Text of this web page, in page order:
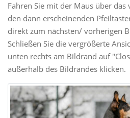
Fahren Sie mit der Maus über
den dann erscheinenden
direkt zum nächsten/ vorherigen
Schließen Sie die vergrößerte
unten rechts am Bildrand auf
außerhalb des Bildrandes klicken.